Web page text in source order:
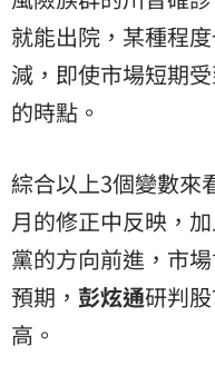
就能出院，某種程
減，即使市場短期
的時點。
綜合以上3個變數來
月的修正中反映，
黨的方向前進，市
預期， 彭炫通研判
高。